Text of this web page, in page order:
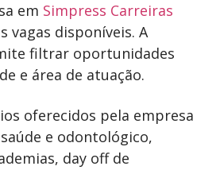
em Simpress Carreiras
vagas disponíveis. A
filtrar oportunidades
e área de atuação.
oferecidos pela empresa
e odontológico,
day off de